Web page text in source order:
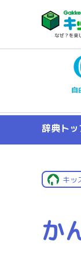
自
辞典トッ
キッ
か